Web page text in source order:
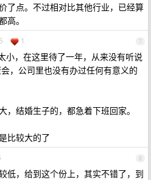
了点。不过相对比其他行业，已经算
高。
7
1
小，在这里待了一年，从来没有听说
，公司里也没有办过任何有意义的
，结婚生子的，都急着下班回家。
比较大的了
8
低，给到这个份上，其实不错了，到